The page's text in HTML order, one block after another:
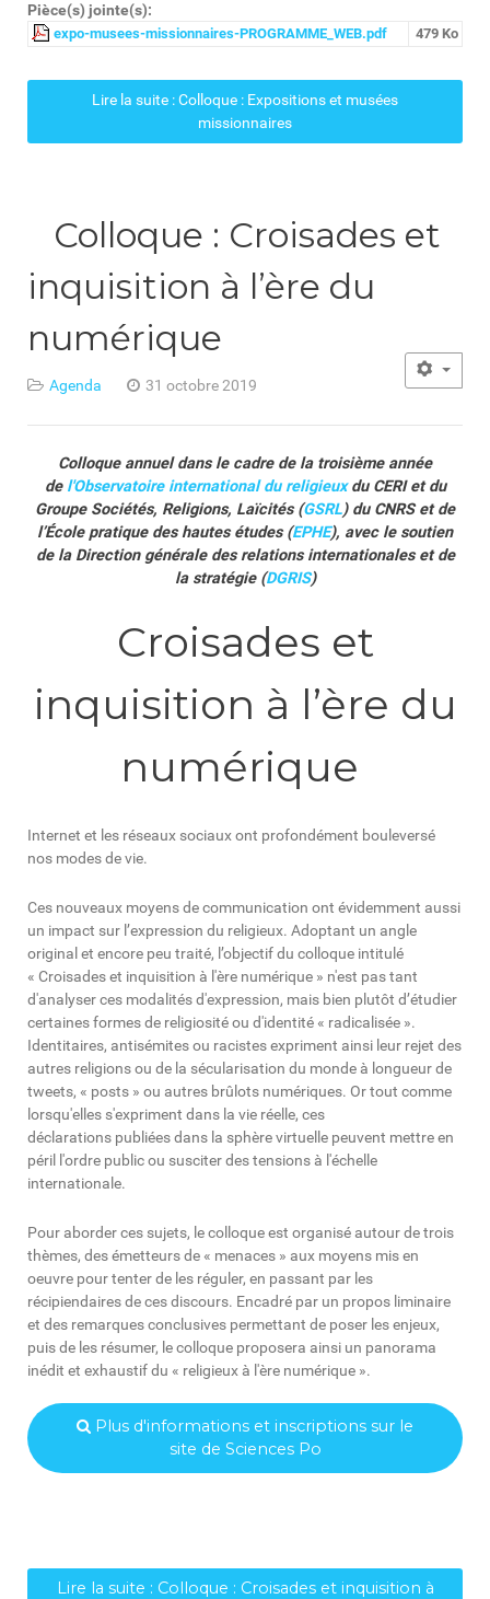
Pièce(s) jointe(s):
expo-musees-missionnaires-PROGRAMME_WEB.pdf 479 Ko
Lire la suite : Colloque : Expositions et musées
missionnaires
Colloque : Croisades et
inquisition à l’ère du
numérique
Agenda 31 octobre 2019
Colloque annuel dans le cadre de la troisième année
de l'Observatoire international du religieuxdu CERI et du
Groupe Sociétés, Religions, Laïcités (GSRL) du CNRS et de
l’École pratique des hautes études (EPHE), avec le soutien
de la Direction générale des relations internationales et de
la stratégie (DGRIS)
Croisades et
inquisition à l’ère du
numérique
Internet et les réseaux sociaux ont profondément bouleversé
nos modes de vie.
Ces nouveaux moyens de communication ont évidemment aussi
un impact sur l’expression du religieux. Adoptant un angle
original et encore peu traité, l’objectif du colloque intitulé
« Croisades et inquisition à l'ère numérique » n'est pas tant
d'analyser ces modalités d'expression, mais bien plutôt d’étudier
certaines formes de religiosité ou d'identité « radicalisée ».
Identitaires, antisémites ou racistes expriment ainsi leur rejet des
autres religions ou de la sécularisation du monde à longueur de
tweets, « posts » ou autres brûlots numériques. Or tout comme
lorsqu'elles s'expriment dans la vie réelle, ces
déclarations publiées dans la sphère virtuelle peuvent mettre en
péril l'ordre public ou susciter des tensions à l'échelle
internationale.
Pour aborder ces sujets, le colloque est organisé autour de trois
thèmes, des émetteurs de « menaces » aux moyens mis en
oeuvre pour tenter de les réguler, en passant par les
récipiendaires de ces discours. Encadré par un propos liminaire
et des remarques conclusives permettant de poser les enjeux,
puis de les résumer, le colloque proposera ainsi un panorama
inédit et exhaustif du « religieux à l'ère numérique ».
Plus d'informations et inscriptions sur le
site de Sciences Po
Lire la suite : Colloque : Croisades et inquisition à